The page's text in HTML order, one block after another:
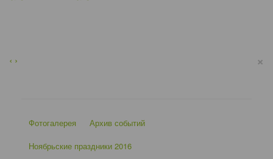
‹ › ×
Фотогалерея
Архив событий
Ноябрьские праздники 2016